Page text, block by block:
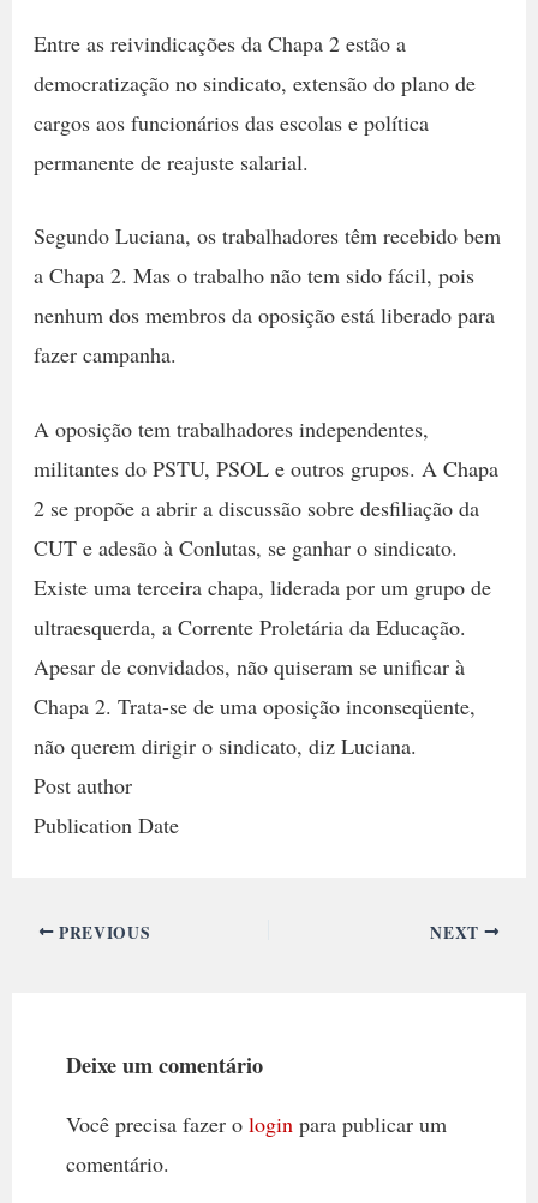
Entre as reivindicações da Chapa 2 estão a
democratização no sindicato, extensão do plano de
cargos aos funcionários das escolas e política
permanente de reajuste salarial.
Segundo Luciana, os trabalhadores têm recebido bem
a Chapa 2. Mas o trabalho não tem sido fácil, pois
nenhum dos membros da oposição está liberado para
fazer campanha.
A oposição tem trabalhadores independentes,
militantes do PSTU, PSOL e outros grupos. A Chapa
2 se propõe a abrir a discussão sobre desfiliação da
CUT e adesão à Conlutas, se ganhar o sindicato.
Existe uma terceira chapa, liderada por um grupo de
ultraesquerda, a Corrente Proletária da Educação.
Apesar de convidados, não quiseram se unificar à
Chapa 2. Trata-se de uma oposição inconseqüente,
não querem dirigir o sindicato, diz Luciana.
Post author
Publication Date
PREVIOUS NEXT
Deixe um comentário
Você precisa fazer o loginpara publicar um
comentário.